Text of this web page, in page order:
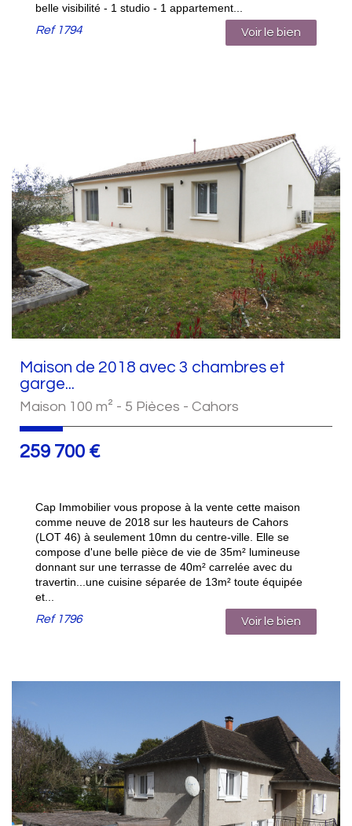
belle visibilité - 1 studio - 1 appartement...
Ref1794 Voir le bien
Maison de 2018 avec 3 chambres et
garge...
Maison 100 m² - 5 Pièces - Cahors
259 700 €
Cap Immobilier vous propose à la vente cette maison
comme neuve de 2018 sur les hauteurs de Cahors
(LOT 46) à seulement 10mn du centre-ville. Elle se
compose d'une belle pièce de vie de 35m² lumineuse
donnant sur une terrasse de 40m² carrelée avec du
travertin...une cuisine séparée de 13m² toute équipée
et...
Ref1796 Voir le bien